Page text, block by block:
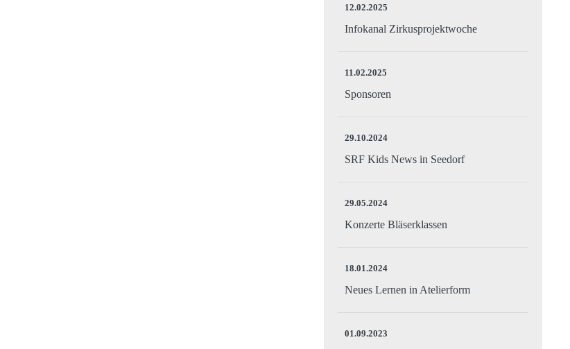
12.02.2025
Infokanal Zirkusprojektwoche
11.02.2025
Sponsoren
29.10.2024
SRF Kids News in Seedorf
29.05.2024
Konzerte Bläserklassen
18.01.2024
Neues Lernen in Atelierform
01.09.2023